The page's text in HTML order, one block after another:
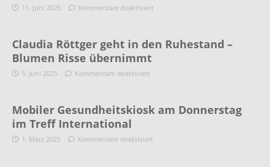
11. Juni 2025 Kommentare deaktiviert
Claudia Röttger geht in den Ruhestand –
Blumen Risse übernimmt
5. Juni 2025 Kommentare deaktiviert
Mobiler Gesundheitskiosk am Donnerstag
im Treff International
1. März 2025 Kommentare deaktiviert